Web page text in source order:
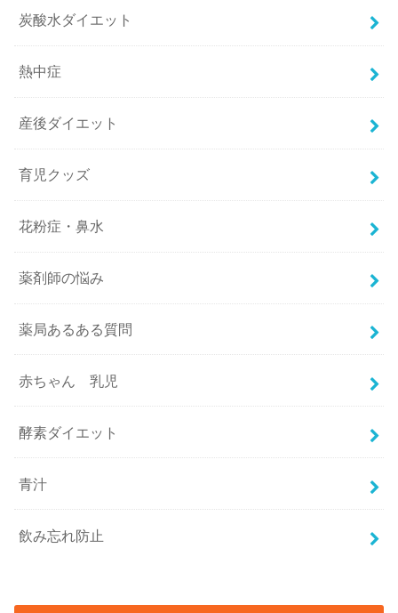
炭酸水ダイエット
熱中症
産後ダイエット
育児クッズ
花粉症・鼻水
薬剤師の悩み
薬局あるある質問
赤ちゃん 乳児
酵素ダイエット
青汁
飲み忘れ防止